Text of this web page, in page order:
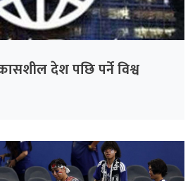
देश पछि पर्ने विश्व